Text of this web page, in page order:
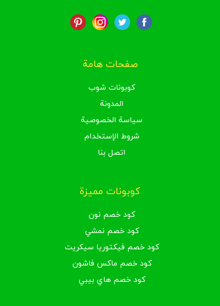
صفحات هامة
كوبونات شوب
المدونة
سياسة الخصوصية
شروط الإستخدام
اتصل بنا
كوبونات مميزة
كود خصم نون
كود خصم نمشي
كود خصم فيكتوريا سيكريت
كود خصم ماكس فاشون
كود خصم هاي بيبي